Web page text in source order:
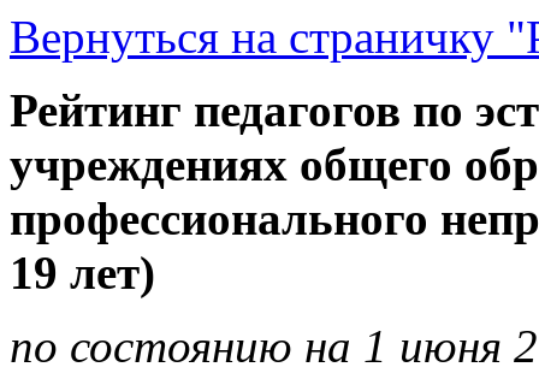
Вернуться на страничку
Рейтинг педагогов по
учреждениях общего
профессионального
19 лет)
по состоянию на 1 июня